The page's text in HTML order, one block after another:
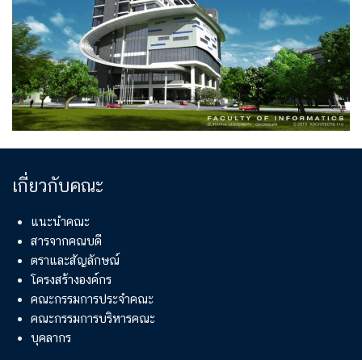
เกี่ยวกับคณะ
แนะนำคณะ
สารจากคณบดี
ตราและสัญลักษณ์
โครงสร้างองค์กร
คณะกรรมการประจำคณะ
คณะกรรมการบริหารคณะ
บุคลากร